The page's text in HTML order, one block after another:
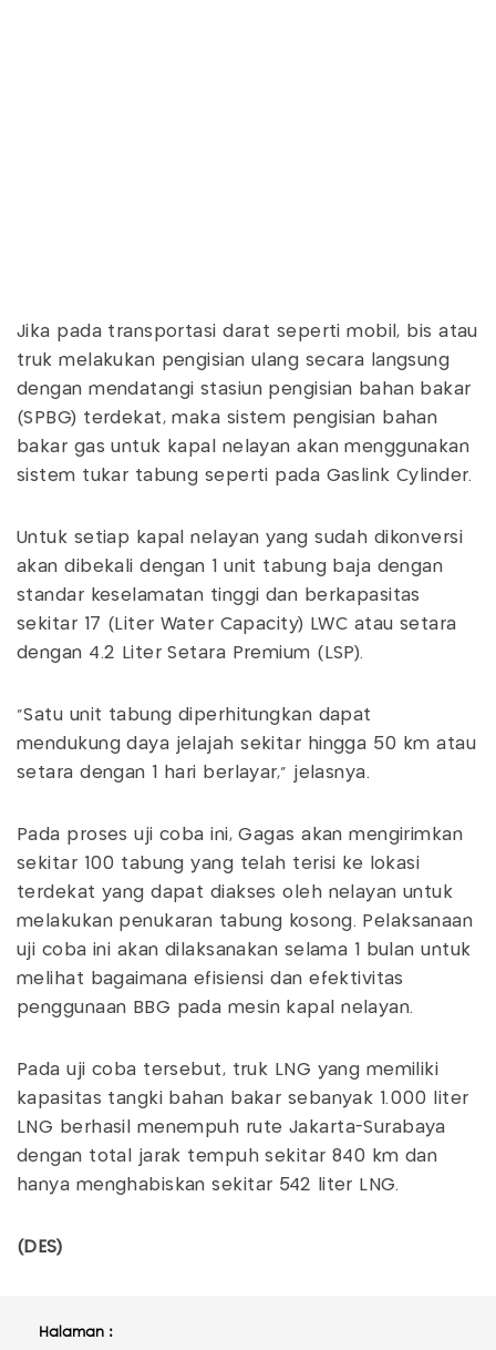
Jika pada transportasi darat seperti mobil, bis atau
truk melakukan pengisian ulang secara langsung
dengan mendatangi stasiun pengisian bahan bakar
(SPBG) terdekat, maka sistem pengisian bahan
bakar gas untuk kapal nelayan akan menggunakan
sistem tukar tabung seperti pada Gaslink Cylinder.
Untuk setiap kapal nelayan yang sudah dikonversi
akan dibekali dengan 1 unit tabung baja dengan
standar keselamatan tinggi dan berkapasitas
sekitar 17 (Liter Water Capacity) LWC atau setara
dengan 4.2 Liter Setara Premium (LSP).
"Satu unit tabung diperhitungkan dapat
mendukung daya jelajah sekitar hingga 50 km atau
setara dengan 1 hari berlayar," jelasnya.
Pada proses uji coba ini, Gagas akan mengirimkan
sekitar 100 tabung yang telah terisi ke lokasi
terdekat yang dapat diakses oleh nelayan untuk
melakukan penukaran tabung kosong. Pelaksanaan
uji coba ini akan dilaksanakan selama 1 bulan untuk
melihat bagaimana efisiensi dan efektivitas
penggunaan BBG pada mesin kapal nelayan.
Pada uji coba tersebut, truk LNG yang memiliki
kapasitas tangki bahan bakar sebanyak 1.000 liter
LNG berhasil menempuh rute Jakarta-Surabaya
dengan total jarak tempuh sekitar 840 km dan
hanya menghabiskan sekitar 542 liter LNG.
(DES)
Halaman :